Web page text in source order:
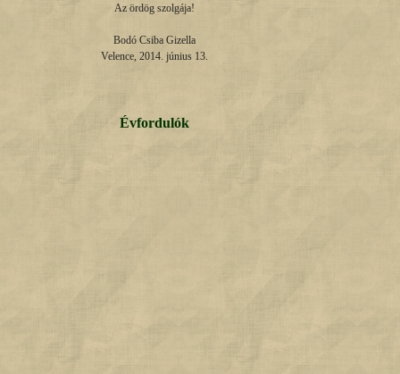
Az ördög szolgája!
Bodó Csiba Gizella
Velence, 2014. június 13.
Évfordulók